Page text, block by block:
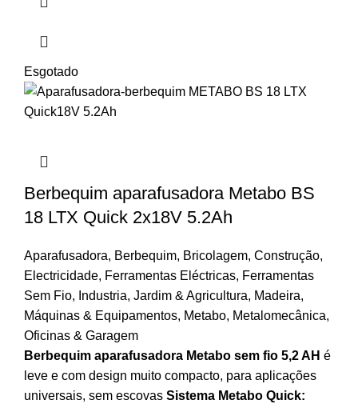
Esgotado
Berbequim aparafusadora Metabo BS
18 LTX Quick 2x18V 5.2Ah
Aparafusadora, Berbequim, Bricolagem, Construção,
Electricidade, Ferramentas Eléctricas, Ferramentas
Sem Fio, Industria, Jardim & Agricultura, Madeira,
Máquinas & Equipamentos, Metabo, Metalomecânica,
Oficinas & Garagem
Berbequim aparafusadora Metabo sem fio 5,2 AH é
leve e com design muito compacto, para aplicações
universais, sem escovas Sistema Metabo Quick: